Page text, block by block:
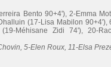
Bento 90+4'), 2-Emma
(17-Lisa Mabilon 90+4'),
Méhisane Zidi 74'), 20-
5-Elen Roux, 11-Elsa